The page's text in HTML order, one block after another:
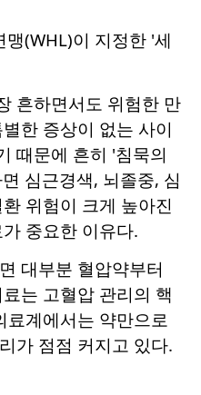
(WHL)이 지정한 '세
흔하면서도 위험한 만
한 증상이 없는 사이
때문에 흔히 '침묵의
심근경색, 뇌졸중, 심
위험이 크게 높아진
중요한 이유다.
대부분 혈압약부터
는 고혈압 관리의 핵
료계에서는 약만으로
가 점점 커지고 있다.